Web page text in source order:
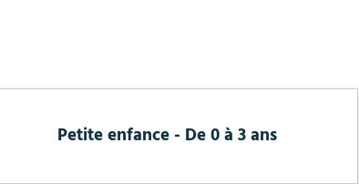
Petite enfance - De 0 à 3 ans